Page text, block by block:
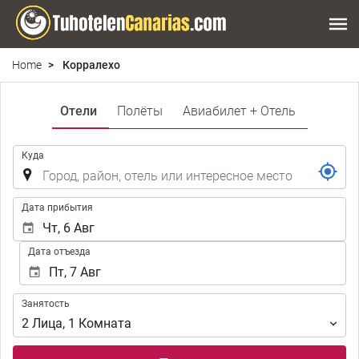
Home Корралехо
Отели Полёты Авиабилет + Отель
Куда
Дата прибытия
Дата отъезда
Занятость
Занятость
2 Лица, 1 Комната